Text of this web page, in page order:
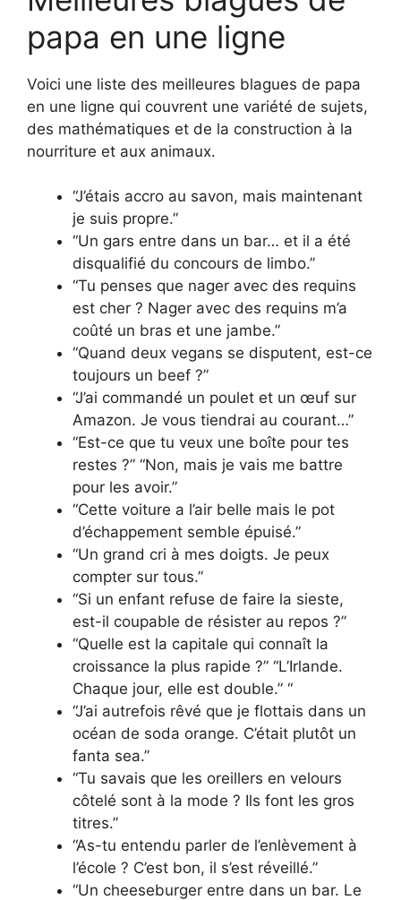
papa en une ligne
Voici une liste des meilleures blagues de papa
en une ligne qui couvrent une variété de sujets,
des mathématiques et de la construction à la
nourriture et aux animaux.
“J’étais accro au savon, mais maintenant
je suis propre.”
“Un gars entre dans un bar… et il a été
disqualifié du concours de limbo.”
“Tu penses que nager avec des requins
est cher ? Nager avec des requins m’a
coûté un bras et une jambe.”
“Quand deux vegans se disputent, est-ce
toujours un beef ?”
“J’ai commandé un poulet et un œuf sur
Amazon. Je vous tiendrai au courant…”
“Est-ce que tu veux une boîte pour tes
restes ?” “Non, mais je vais me battre
pour les avoir.”
“Cette voiture a l’air belle mais le pot
d’échappement semble épuisé.”
“Un grand cri à mes doigts. Je peux
compter sur tous.”
“Si un enfant refuse de faire la sieste,
est-il coupable de résister au repos ?”
“Quelle est la capitale qui connaît la
croissance la plus rapide ?” “L’Irlande.
Chaque jour, elle est double.” “
“J’ai autrefois rêvé que je flottais dans un
océan de soda orange. C’était plutôt un
fanta sea.”
“Tu savais que les oreillers en velours
côtelé sont à la mode ? Ils font les gros
titres.”
“As-tu entendu parler de l’enlèvement à
l’école ? C’est bon, il s’est réveillé.”
“Un cheeseburger entre dans un bar. Le